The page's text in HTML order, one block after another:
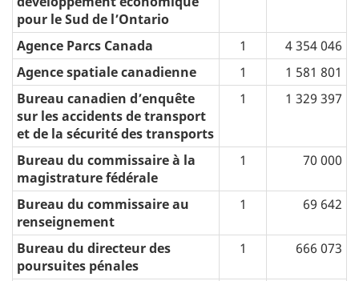
pour le Sud de l’Ontario
Agence Parcs Canada 1
4 354 046
Agence spatiale canadienne
1
1 581 801
Bureau canadien d’enquête
sur les accidents de transport
et de la sécurité des transports
1 1 329 397
Bureau du commissaire à la
magistrature fédérale
1 70 000
Bureau du commissaire au
renseignement
1 69 642
Bureau du directeur des
poursuites pénales
1 666 073